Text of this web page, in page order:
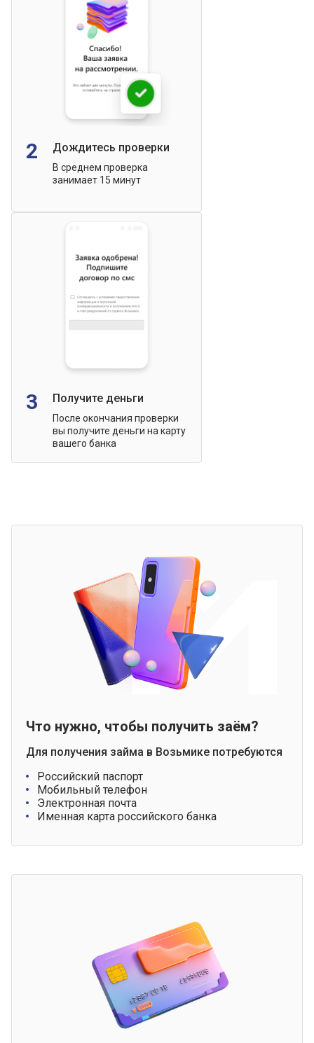
2 Дождитесь проверки
В среднем проверка
занимает 15 минут
3 Получите деньги
После окончания проверки
вы получите деньги на карту
вашего банка
Что нужно, чтобы получить заём?
Для получения займа в Возьмике потребуются
Российский паспорт
Мобильный телефон
Электронная почта
Именная карта российского банка